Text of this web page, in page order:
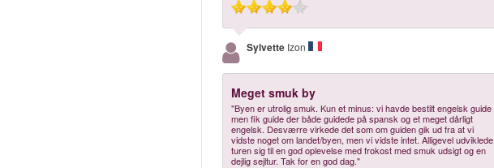
Sylvette Izon
Meget smuk by
"Byen er utrolig smuk. Kun et minus: vi havde bestilt engelsk guide
men fik guide der både guidede på spansk og et meget dårligt
engelsk. Desværre virkede det som om guiden gik ud fra at vi
vidste noget om landet/byen, men vi vidste intet. Alligevel udviklede
turen sig til en god oplevelse med frokost med smuk udsigt og en
dejlig sejltur. Tak for en god dag."